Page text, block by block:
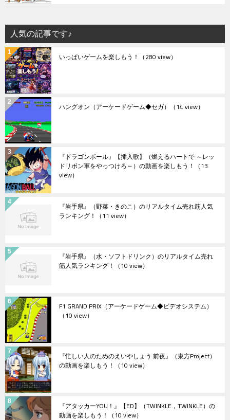
人気の記事です♪
いっぱいゲームを楽しもう！ （280 view）
ハングオン（アーケードゲーム◆セガ） （14 view）
『ドラゴンボール』【挿入歌】（燃えるハートで ～レッ
ドリボン軍をやっつけろ～）の動画を楽しもう！ （13
view）
『岩手県』（野菜・きのこ）のリアルタイム売れ筋人気
ランキング！ （11 view）
『岩手県』（水・ソフトドリンク）のリアルタイム売れ
筋人気ランキング！ （10 view）
F1 GRAND PRIX（アーケードゲーム◆ビデオシステム）
（10 view）
『忙しい人のためのえいやしょう 前夜』（東方Project）
の動画を楽しもう！ （10 view）
『アタッカーYOU！』【ED】（TWINKLE，TWINKLE）の
動画を楽しもう！ （10 view）